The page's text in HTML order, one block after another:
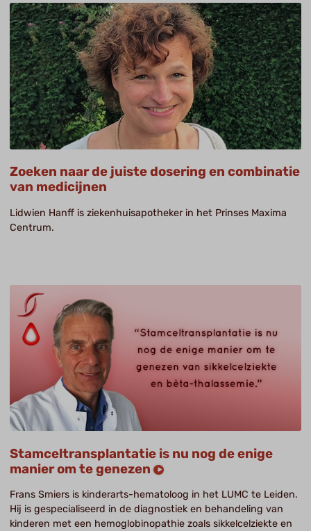
Zoeken naar de juiste dosering en combinatie
van medicijnen
Lidwien Hanff is ziekenhuisapotheker in het Prinses Maxima
Centrum.
Stamceltransplantatie is nu nog de enige
manier om te genezen
Frans Smiers is kinderarts-hematoloog in het LUMC te Leiden.
Hij is gespecialiseerd in de diagnostiek en behandeling van
kinderen met een hemoglobinopathie zoals sikkelcelziekte en